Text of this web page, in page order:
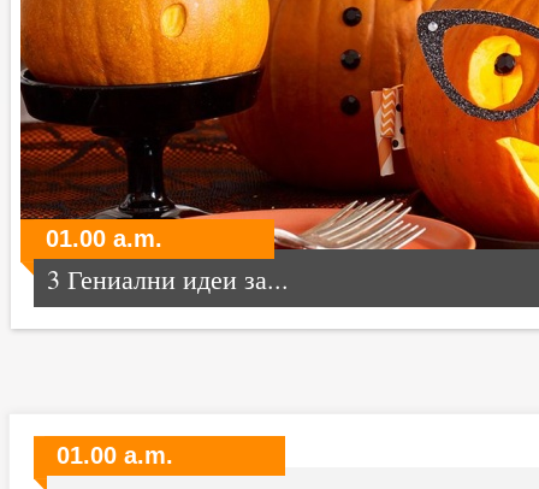
01.00 a.m.
3 Гениални идеи за...
01.00 a.m.